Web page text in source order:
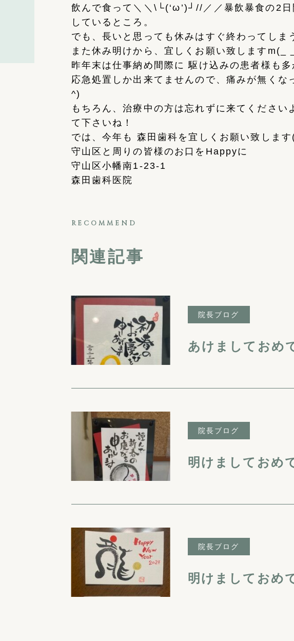
飲んで食って＼＼\└(‘ω’)┘//／／暴飲暴食の2日
しているところ。
でも、長いと思っても休みはすぐ終わってしま
また休み明けから、宜しくお願い致しますm(_
昨年末は仕事納め間際に 駆け込みの患者様も
応急処置しか出来てませんので、痛みが無くな
^)
もちろん、治療中の方は忘れずに来てください
て下さいね！
では、今年も 森田歯科を宜しくお願い致しま
守山区と周りの皆様のお口を Happyに
守山区小幡南1-23-1
森田歯科医院
RECOMMEND
関連記事
院長ブログ
あけましておめ
院長ブログ
明けましておめ
院長ブログ
明けましておめ